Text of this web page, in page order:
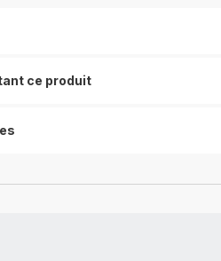
ce produit